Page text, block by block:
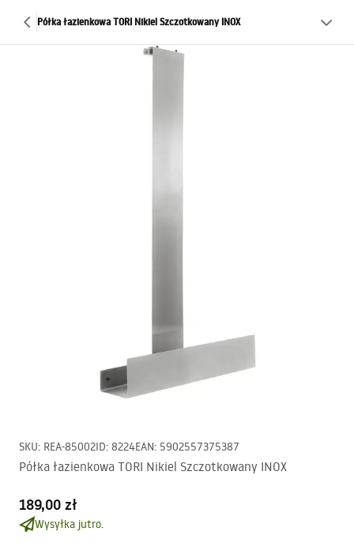
Półka łazienkowa TORI Nikiel Szczotkowany INOX
SKU: REA-85002ID: 8224EAN: 5902557375387
Półka łazienkowa TORI Nikiel Szczotkowany INOX
189,00 zł
Wysyłka jutro.